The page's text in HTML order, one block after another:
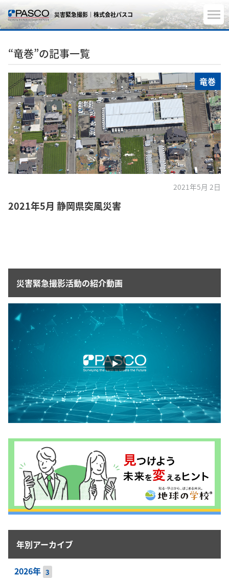
災害緊急撮影｜株式会社パスコ
“竜巻”の記事一覧
竜巻
2021年5月 2日
2021年5月 静岡県突風災害
災害緊急撮影活動の紹介動画
年別アーカイブ
2026年 3